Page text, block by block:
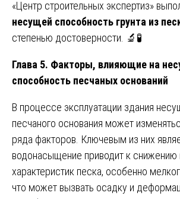
«Центр строительных экспертиз»
несущей способность грунта из
степенью достоверности. 🔬🧪
Глава 5. Факторы, влияющие на
способность песчаных оснований
В процессе эксплуатации здания
песчаного основания может
ряда факторов. Ключевым из них
водонасыщение приводит к снижению
характеристик песка, особенно
что может вызвать осадку и